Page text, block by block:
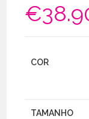
€
COR
TAMANHO